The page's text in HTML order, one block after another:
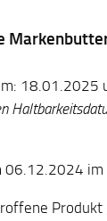
18.01.2025
06.12.2024 im
Produkt